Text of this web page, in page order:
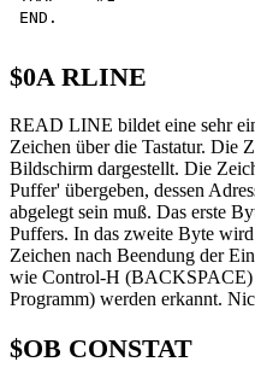
$0A RLINE
READ LINE bildet eine sehr
Zeichen über die Tastatur. Die
Bildschirm dargestellt. Die
Puffer' übergeben, dessen
abgelegt sein muß. Das erste
Puffers. In das zweite Byte
Zeichen nach Beendung der
wie Control-H (BACKSPACE)
Programm) werden erkannt.
$OB CONSTAT